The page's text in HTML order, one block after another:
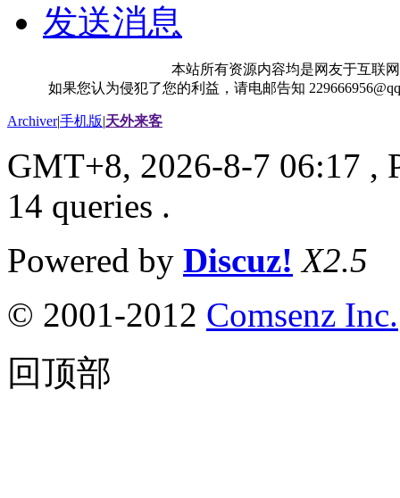
发送消息
本站所有资源内容均是网友于互联
如果您认为侵犯了您的利益，请电邮告知
Archiver|手机版|天外来客
GMT+8, 2026-8-7 06:17 ,
14 queries .
Powered by Discuz! X2.5
© 2001-2012 Comsenz Inc.
回顶部